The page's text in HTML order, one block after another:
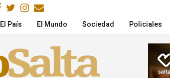
La pobreza volvió a subir en el primer trimestre de 2026
Facebook
Gorjeo
Instagram
Email
El País El Mundo Sociedad Policiales